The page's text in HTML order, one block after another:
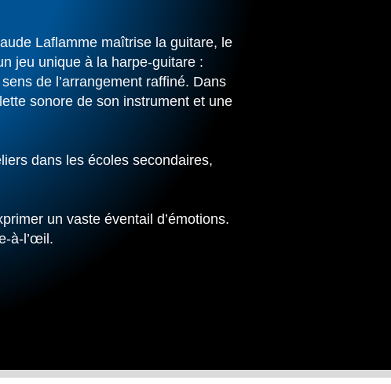
Laflamme maîtrise la guitare, le
jeu unique à la harpe-guitare :
de l’arrangement raffiné. Dans
sonore de son instrument et une
dans les écoles secondaires,
un vaste éventail d’émotions.
à-l’œil.